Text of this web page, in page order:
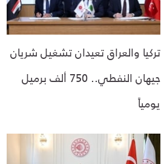
تركيا والعراق تعيدان تشغيل شريان
جيهان النفطي.. 750 ألف برميل
يومياً